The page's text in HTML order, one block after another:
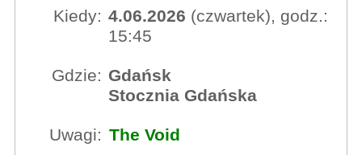
Kiedy: 4.06.2026 (czwartek), godz.:
15:45
Gdzie: Gdańsk
Stocznia Gdańska
Uwagi: The Void